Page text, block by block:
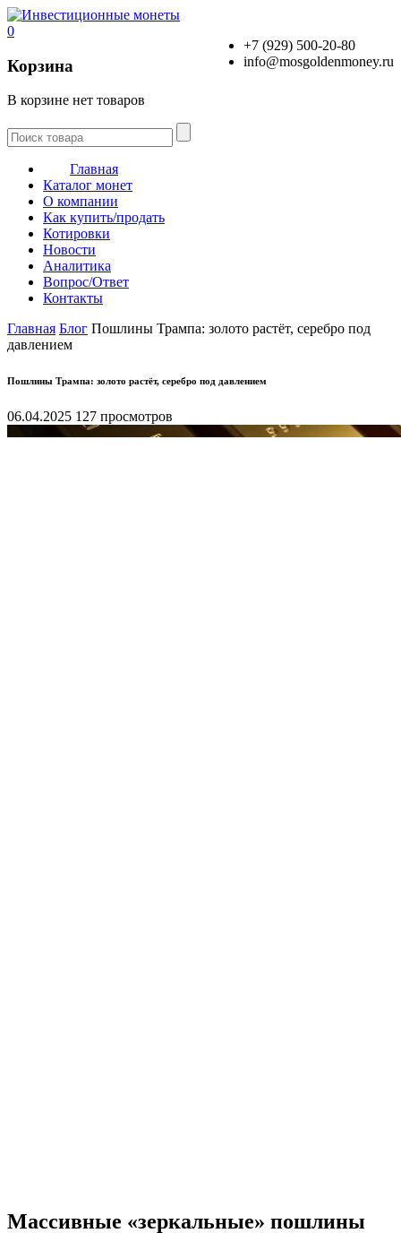
+7 (929) 500-20-80
info@mosgoldenmoney.ru
0
Корзина
В корзине нет товаров
Главная
Каталог монет
О компании
Как купить/продать
Котировки
Новости
Аналитика
Вопрос/Ответ
Контакты
Главная Блог Пошлины Трампа: золото растёт, серебро под
давлением
Пошлины Трампа: золото растёт, серебро под давлением
06.04.2025 127 просмотров
Массивные «зеркальные» пошлины